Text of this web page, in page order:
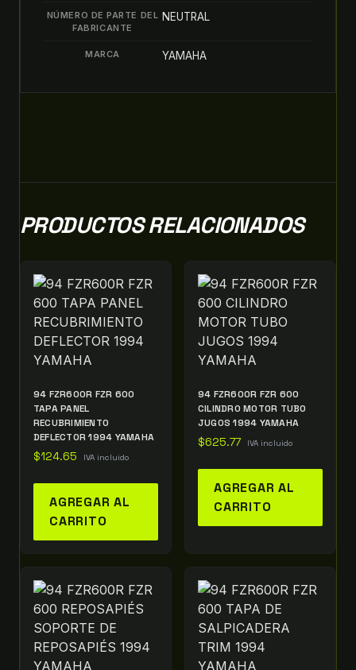
NÚMERO DE PARTE DEL
FABRICANTE
NEUTRAL
MARCA YAMAHA
PRODUCTOS RELACIONADOS
94 FZR600R FZR 600
TAPA PANEL
RECUBRIMIENTO
DEFLECTOR 1994 YAMAHA
$124.65 IVA incluido
AGREGAR AL
CARRITO
94 FZR600R FZR 600
CILINDRO MOTOR TUBO
JUGOS 1994 YAMAHA
$625.77 IVA incluido
AGREGAR AL
CARRITO